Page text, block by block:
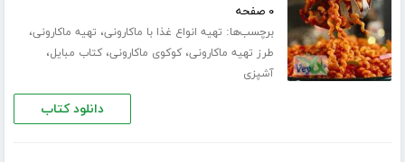
۰ صفحه
برچسب‌ها: تهیه انواع غذا با ماکارونی، تهیه ماکارونی،
طرز تهیه ماکارونی،کوکوی ماکارونی،کتاب مبایل،
آشپزی
دانلود کتاب